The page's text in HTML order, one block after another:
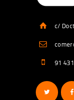
c/
91